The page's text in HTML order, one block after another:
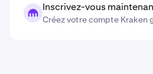
Inscrivez-vous
Créez votre compte Kraken